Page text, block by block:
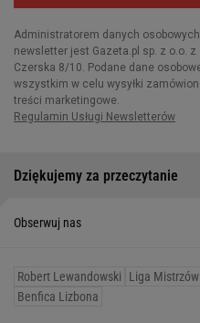
Dziękujemy za przeczytanie
Obserwuj nas
Robert Lewandowski Liga Mistrzów
Benfica Lizbona